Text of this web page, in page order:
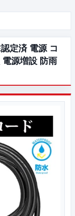
定済 電源 コ
源増設 防雨